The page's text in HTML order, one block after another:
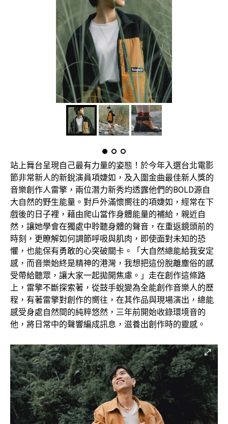
站上舞台呈現自己最有力量的姿態！於今年入選台北電影
節非常新人的新銳演員項婕如，及入圍金曲最佳新人獎的
音樂創作人雷擎，兩位潛力新秀均透露他們的BOLD源自
大自然的野生能量。對戶外滿懷嚮往的項婕如，經常在下
戲後的日子裡，藉由爬山當作身體能量的補給，親近自
然，讓她學會在獨處中聆聽身體的聲音，在重返鏡頭前的
時刻，更瞭解如何調節呼吸與肌肉，即使面對未知的恐
懼，也能保有勇敢的心突破關卡。「大自然總能給我安定
感，而音樂始終是精神的港灣，我想把這份脫離塵俗的感
受帶給聽眾，讓大家一起拋開焦慮。」走在創作這條路
上，雷擎不斷探索著，從鼓手蛻變為全能創作音樂人的歷
程，有著雷擎對創作的嚮往，在其作品與現場演出，總能
感受身處自然間的純粹悠然，三年前開始收錄環境音的
他，將日常中的聲響編成訊息，滋養出創作時的靈感。